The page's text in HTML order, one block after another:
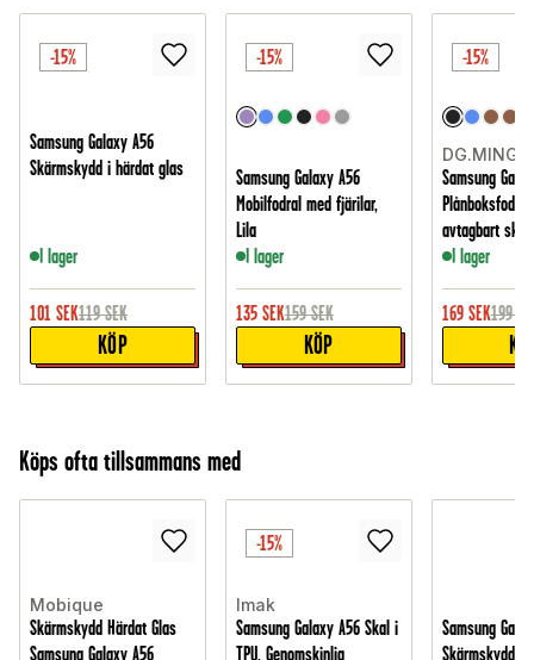
-15%
Samsung Galaxy A56
Skärmskydd i härdat glas
I lager
101 SEK119 SEK
KÖP
-15%
Samsung Galaxy A56
Mobilfodral med fjärilar,
Lila
I lager
135 SEK159 SEK
KÖP
-15%
DG.MING
Samsung
avtagbart
I lager
169 SEK199
Köps ofta tillsammans med
Mobique
Skärmskydd Härdat Glas
Samsung Galaxy A56
-15%
Imak
Samsung Galaxy A56 Skal i
TPU, Genomskinlig
Samsung
Skärmskydd -